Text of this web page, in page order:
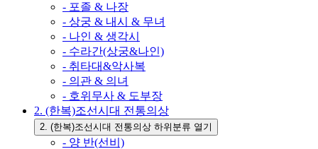
- 포졸 & 나장
- 상궁 & 내시 & 무녀
- 나인 & 생각시
- 수라간(상궁&나인)
- 취타대&악사복
- 의관 & 의녀
- 호위무사 & 도부장
2. (한복)조선시대 전통의상
2. (한복)조선시대 전통의상 하위분류 열기
- 양 반(선비)